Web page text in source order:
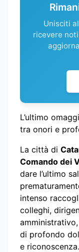
Unisciti
ricevere
L’ultimo
tra onori e
La città di
Comando dei
dare l’ultimo
intenso
colleghi,
di profondo
e riconoscenza.